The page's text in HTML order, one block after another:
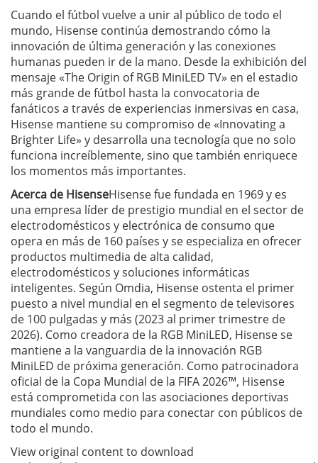
Cuando el fútbol vuelve a unir al público de todo el
mundo, Hisense continúa demostrando cómo la
innovación de última generación y las conexiones
humanas pueden ir de la mano. Desde la exhibición del
mensaje «The Origin of RGB MiniLED TV» en el estadio
más grande de fútbol hasta la convocatoria de
fanáticos a través de experiencias inmersivas en casa,
Hisense mantiene su compromiso de «Innovating a
Brighter Life» y desarrolla una tecnología que no solo
funciona increíblemente, sino que también enriquece
los momentos más importantes.
Acerca de HisenseHisense fue fundada en 1969 y es
una empresa líder de prestigio mundial en el sector de
electrodomésticos y electrónica de consumo que
opera en más de 160 países y se especializa en ofrecer
productos multimedia de alta calidad,
electrodomésticos y soluciones informáticas
inteligentes. Según Omdia, Hisense ostenta el primer
puesto a nivel mundial en el segmento de televisores
de 100 pulgadas y más (2023 al primer trimestre de
2026). Como creadora de la RGB MiniLED, Hisense se
mantiene a la vanguardia de la innovación RGB
MiniLED de próxima generación. Como patrocinadora
oficial de la Copa Mundial de la FIFA 2026™, Hisense
está comprometida con las asociaciones deportivas
mundiales como medio para conectar con públicos de
todo el mundo.
View original content to download